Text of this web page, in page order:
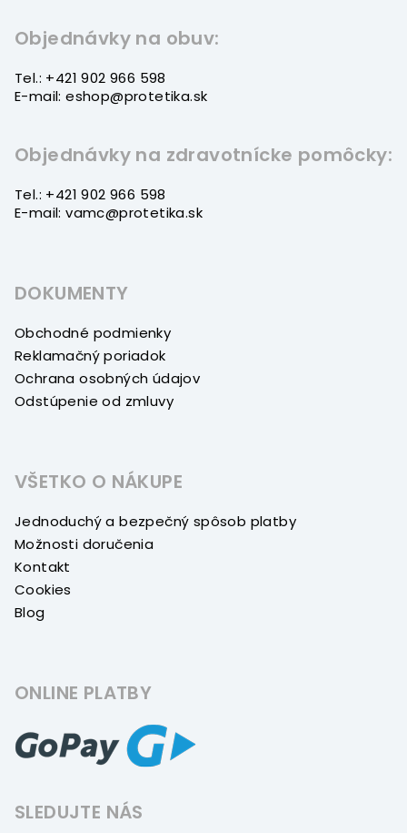
Objednávky na obuv:
Tel.: +421 902 966 598
E-mail: eshop@protetika.sk
Objednávky na zdravotnícke pomôcky:
Tel.: +421 902 966 598
E-mail: vamc@protetika.sk
DOKUMENTY
Obchodné podmienky
Reklamačný poriadok
Ochrana osobných údajov
Odstúpenie od zmluvy
VŠETKO O NÁKUPE
Jednoduchý a bezpečný spôsob platby
Možnosti doručenia
Kontakt
Cookies
Blog
ONLINE PLATBY
SLEDUJTE NÁS